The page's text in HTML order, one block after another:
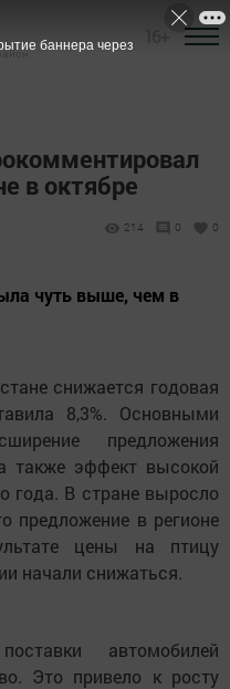
в октябре
214 0 0
чуть выше, чем в
снижается годовая
8,3%. Основными
предложения
также эффект высокой
года. В стране выросло
предложение в регионе
цены на птицу
начали снижаться.
автомобилей
Это привело к росту
баннера через